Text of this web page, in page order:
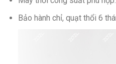
Bảo hành chỉ, quạt thổi 6